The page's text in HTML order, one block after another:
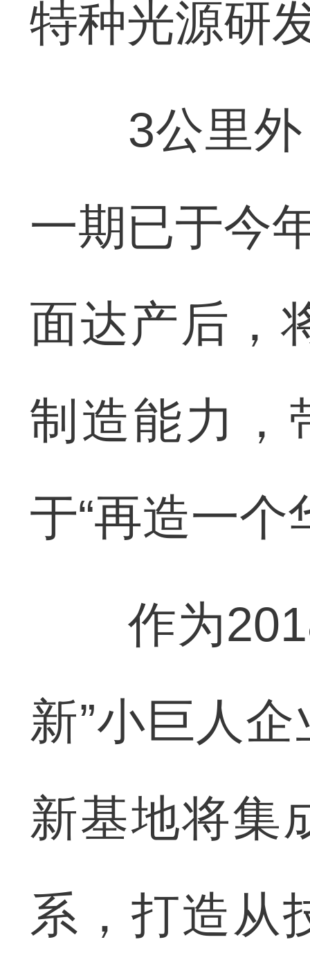
特种光源研
3公里外
一期已于今
面达产后，
制造能力，
于“再造一个
作为2018
新”小巨人
新基地将集
系，打造从